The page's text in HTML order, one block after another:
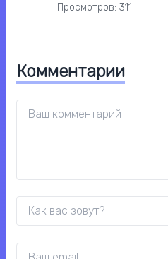
Просмотров: 311
Комментарии